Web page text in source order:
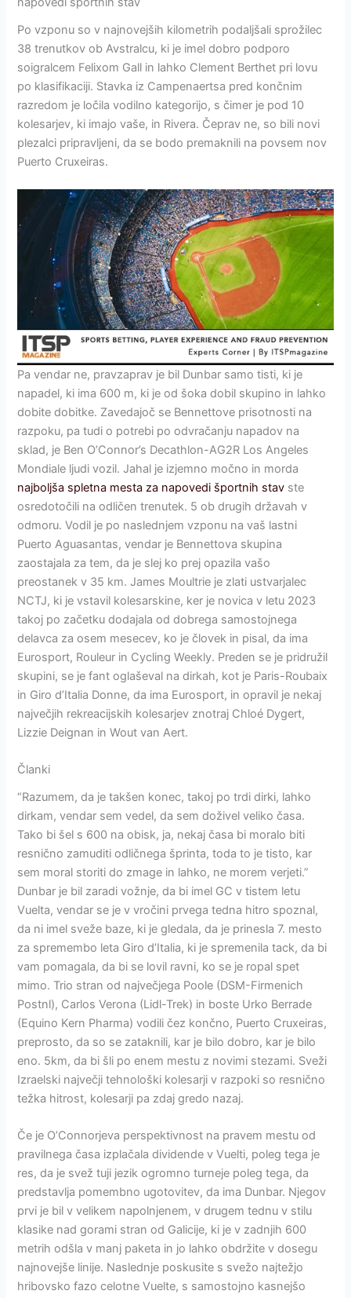
Po vzponu so v najnovejših kilometrih podaljšali sprožilec
38 trenutkov ob Avstralcu, ki je imel dobro podporo
soigralcem Felixom Gall in lahko Clement Berthet pri lovu
po klasifikaciji. Stavka iz Campenaertsa pred končnim
razredom je ločila vodilno kategorijo, s čimer je pod 10
kolesarjev, ki imajo vaše, in Rivera. Čeprav ne, so bili novi
plezalci pripravljeni, da se bodo premaknili na povsem nov
Puerto Cruxeiras.
Pa vendar ne, pravzaprav je bil Dunbar samo tisti, ki je
napadel, ki ima 600 m, ki je od šoka dobil skupino in lahko
dobite dobitke. Zavedajoč se Bennettove prisotnosti na
razpoku, pa tudi o potrebi po odvračanju napadov na
sklad, je Ben O’Connor’s Decathlon-AG2R Los Angeles
Mondiale ljudi vozil. Jahal je izjemno močno in morda
najboljša spletna mesta za napovedi športnih stav ste
osredotočili na odličen trenutek. 5 ob drugih državah v
odmoru. Vodil je po naslednjem vzponu na vaš lastni
Puerto Aguasantas, vendar je Bennettova skupina
zaostajala za tem, da je slej ko prej opazila vašo
preostanek v 35 km. James Moultrie je zlati ustvarjalec
NCTJ, ki je vstavil kolesarskine, ker je novica v letu 2023
takoj po začetku dodajala od dobrega samostojnega
delavca za osem mesecev, ko je človek in pisal, da ima
Eurosport, Rouleur in Cycling Weekly. Preden se je pridružil
skupini, se je fant oglaševal na dirkah, kot je Paris-Roubaix
in Giro d’Italia Donne, da ima Eurosport, in opravil je nekaj
največjih rekreacijskih kolesarjev znotraj Chloé Dygert,
Lizzie Deignan in Wout van Aert.
Članki
“Razumem, da je takšen konec, takoj po trdi dirki, lahko
dirkam, vendar sem vedel, da sem doživel veliko časa.
Tako bi šel s 600 na obisk, ja, nekaj časa bi moralo biti
resnično zamuditi odličnega šprinta, toda to je tisto, kar
sem moral storiti do zmage in lahko, ne morem verjeti.”
Dunbar je bil zaradi vožnje, da bi imel GC v tistem letu
Vuelta, vendar se je v vročini prvega tedna hitro spoznal,
da ni imel sveže baze, ki je gledala, da je prinesla 7. mesto
za spremembo leta Giro d’Italia, ki je spremenila tack, da bi
vam pomagala, da bi se lovil ravni, ko se je ropal spet
mimo. Trio stran od največjega Poole (DSM-Firmenich
Postnl), Carlos Verona (Lidl-Trek) in boste Urko Berrade
(Equino Kern Pharma) vodili čez končno, Puerto Cruxeiras,
preprosto, da so se zataknili, kar je bilo dobro, kar je bilo
eno. 5km, da bi šli po enem mestu z novimi stezami. Sveži
Izraelski največji tehnološki kolesarji v razpoki so resnično
težka hitrost, kolesarji pa zdaj gredo nazaj.
Če je O’Connorjeva perspektivnost na pravem mestu od
pravilnega časa izplačala dividende v Vuelti, poleg tega je
res, da je svež tuji jezik ogromno turneje poleg tega, da
predstavlja pomembno ugotovitev, da ima Dunbar. Njegov
prvi je bil v velikem napolnjenem, v drugem tednu v stilu
klasike nad gorami stran od Galicije, ki je v zadnjih 600
metrih odšla v manj paketa in jo lahko obdržite v dosegu
najnovejše linije. Naslednje poskusite s svežo najtežjo
hribovsko fazo celotne Vuelte, s samostojno kasnejšo